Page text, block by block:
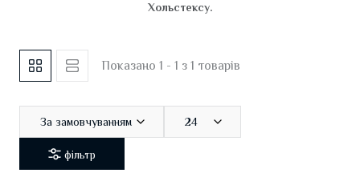
Хольстексу.
Показано 1 - 1 з 1 товарів
За замовчуванням 24
фільтр